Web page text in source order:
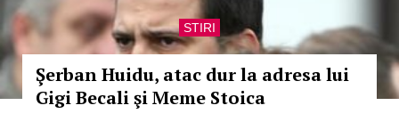
STIRI
Şerban Huidu, atac dur la adresa lui
Gigi Becali şi Meme Stoica